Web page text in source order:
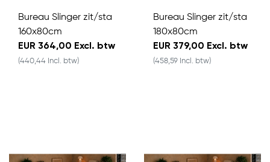
Bureau Slinger zit/sta
160x80cm
EUR 364,00 Excl. btw
(440,44 Incl. btw)
Bureau Slinger zit/sta
180x80cm
EUR 379,00 Excl. btw
(458,59 Incl. btw)